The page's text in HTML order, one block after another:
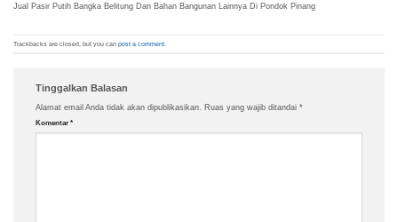
Jual Pasir Putih Bangka Belitung Dan Bahan Bangunan Lainnya Di Pondok Pinang
Trackbacks are closed, but you can post a comment.
Tinggalkan Balasan
Alamat email Anda tidak akan dipublikasikan. Ruas yang wajib ditandai *
Komentar *